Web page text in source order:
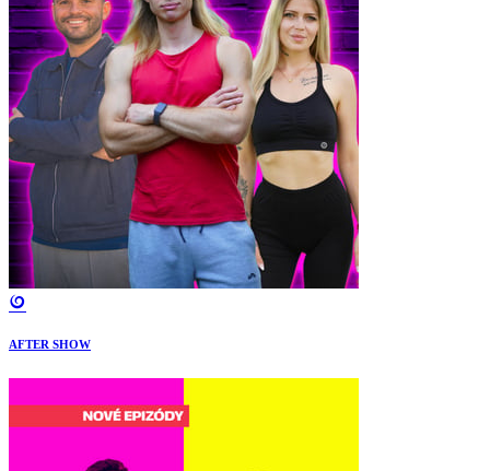
AFTER SHOW